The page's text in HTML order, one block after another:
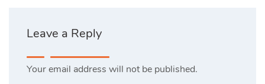
Leave a Reply
Your email address will not be published.